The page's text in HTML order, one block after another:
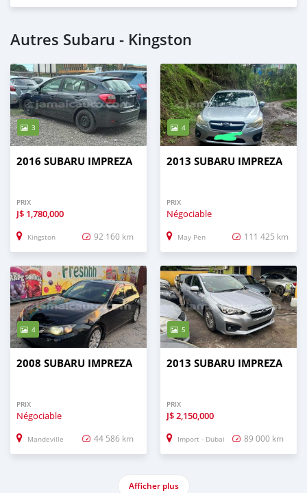
Autres Subaru - Kingston
3
2016 SUBARU IMPREZA
PRIX
J$ 1,780,000
Kingston 92 160 km
4
2013 SUBARU IMPREZA
PRIX
Négociable
May Pen 111 425 km
4
2008 SUBARU IMPREZA
PRIX
Négociable
Mandeville 44 586 km
5
2013 SUBARU IMPREZA
PRIX
J$2,150,000
Import - Dubai 89 000 km
Afficher plus